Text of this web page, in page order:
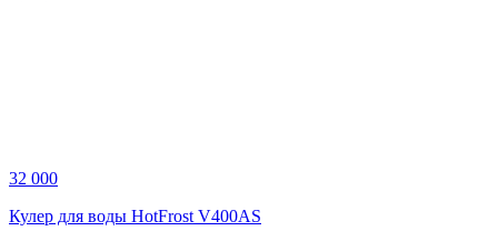
32 000
Кулер для воды HotFrost V400AS